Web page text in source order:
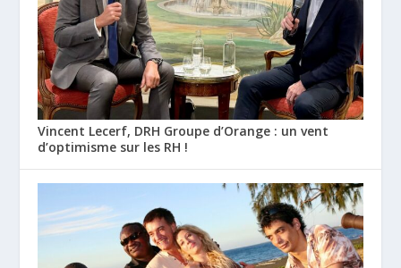
Vincent Lecerf, DRH Groupe d’Orange : un vent
d’optimisme sur les RH !